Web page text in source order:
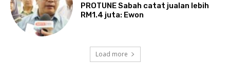
PROTUNE Sabah catat jualan lebih
RM1.4 juta: Ewon
Load more